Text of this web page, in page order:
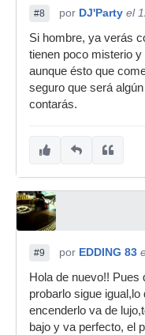
#8 por DJ'Party el
Si hombre, ya verás
tienen poco misterio
aunque ésto que
seguro que será
contarás.
#9 por EDDING 83
Hola de nuevo!! Pues
probarlo sigue igual,lo
encenderlo va de
bajo y va perfecto, el